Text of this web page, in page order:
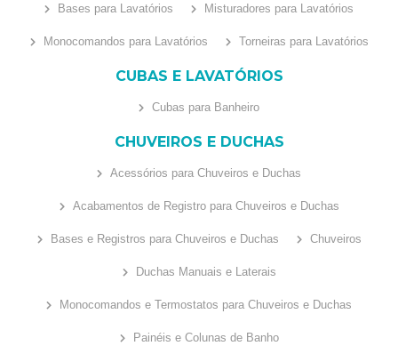
Bases para Lavatórios Misturadores para Lavatórios
Monocomandos para Lavatórios Torneiras para Lavatórios
CUBAS E LAVATÓRIOS
Cubas para Banheiro
CHUVEIROS E DUCHAS
Acessórios para Chuveiros e Duchas
Acabamentos de Registro para Chuveiros e Duchas
Bases e Registros para Chuveiros e Duchas Chuveiros
Duchas Manuais e Laterais
Monocomandos e Termostatos para Chuveiros e Duchas
Painéis e Colunas de Banho